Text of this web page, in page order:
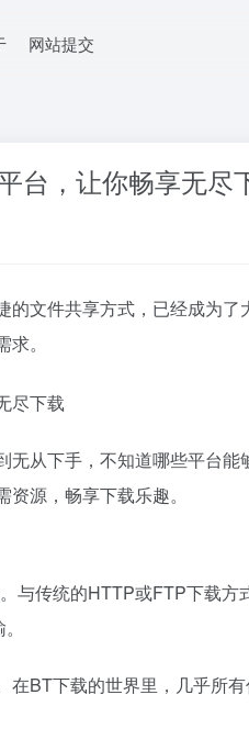
网站提交
台，让你畅享无尽
文件共享方式，已经成为
。
从下手，不知道哪些平台
源，畅享下载乐趣。
与传统的HTTP或FTP下载
BT下载的世界里，几乎所